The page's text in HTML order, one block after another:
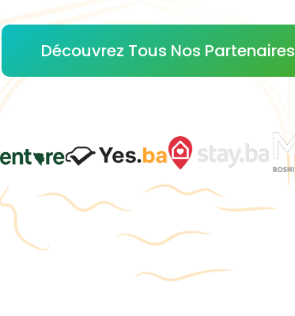
Découvrez Tous Nos Partenaires